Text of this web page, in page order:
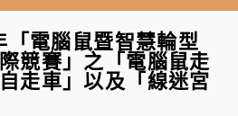
「電腦鼠暨智慧輪型
競賽」之「電腦鼠走
走車」以及「線迷宮